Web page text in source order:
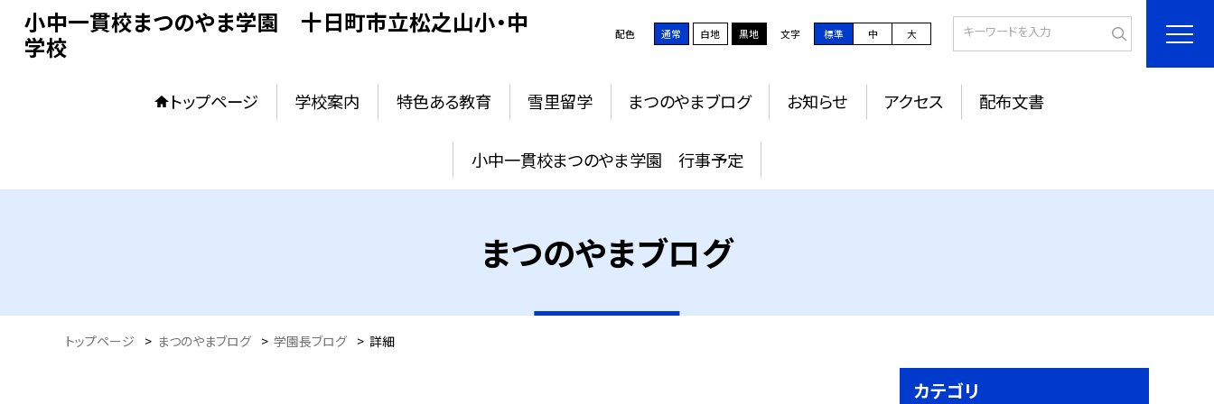
小中一貫校まつのやま学園 十日町市立松之山小・中
学校
配色 通常 白地 黒地 文字 標準 中 大
トップページ 学校案内 特色ある教育 雪里留学 まつのやまブログ お知らせ アクセス 配布文書
小中一貫校まつのやま学園 行事予定
まつのやまブログ
トップページ > まつのやまブログ > 学園長ブログ > 詳細
カテゴリ